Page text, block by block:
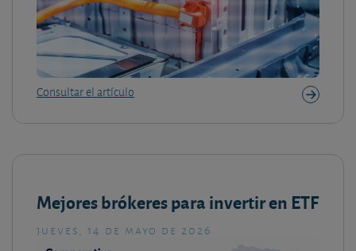
Consultar el artículo
Mejores brókeres para invertir en ETF
jueves, 14 de mayo de 2026